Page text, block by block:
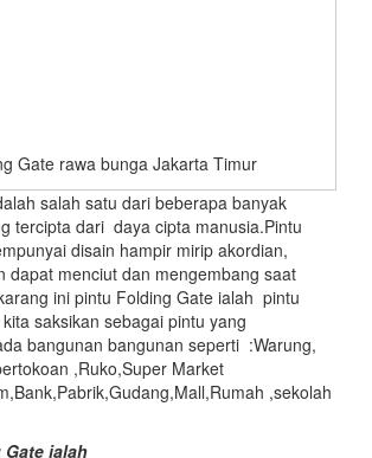
Gate rawa bunga Jakarta Timur
salah satu dari beberapa banyak
tercipta dari daya cipta manusia.Pintu
disain hampir mirip akordian,
dapat menciut dan mengembang saat
ini pintu Folding Gate ialah pintu
saksikan sebagai pintu yang
bangunan bangunan seperti :Warung,
,Ruko,Super Market
,sekolah
ialah